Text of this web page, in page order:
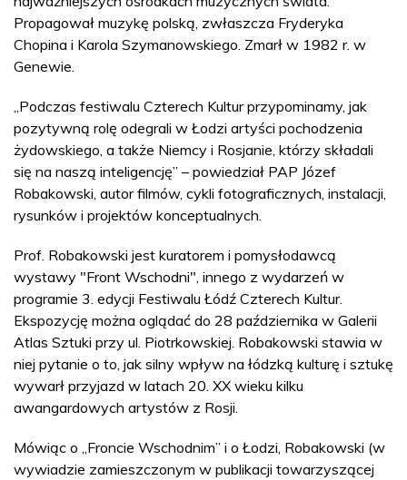
Propagował muzykę polską, zwłaszcza Fryderyka
Chopina i Karola Szymanowskiego. Zmarł w 1982 r. w
Genewie.
„Podczas festiwalu Czterech Kultur przypominamy, jak
pozytywną rolę odegrali w Łodzi artyści pochodzenia
żydowskiego, a także Niemcy i Rosjanie, którzy składali
się na naszą inteligencję” – powiedział PAP Józef
Robakowski, autor filmów, cykli fotograficznych, instalacji,
rysunków i projektów konceptualnych.
Prof. Robakowski jest kuratorem i pomysłodawcą
wystawy "Front Wschodni", innego z wydarzeń w
programie 3. edycji Festiwalu Łódź Czterech Kultur.
Ekspozycję można oglądać do 28 października w Galerii
Atlas Sztuki przy ul. Piotrkowskiej. Robakowski stawia w
niej pytanie o to, jak silny wpływ na łódzką kulturę i sztukę
wywarł przyjazd w latach 20. XX wieku kilku
awangardowych artystów z Rosji.
Mówiąc o „Froncie Wschodnim” i o Łodzi, Robakowski (w
wywiadzie zamieszczonym w publikacji towarzyszącej